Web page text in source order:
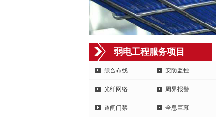
弱电工程服务项目
综合布线 安防监控
光纤网络 周界报警
道闸门禁 全息巨幕